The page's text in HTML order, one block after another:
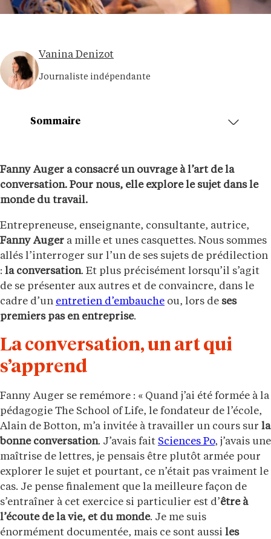
Vanina Denizot
Journaliste indépendante
Fanny Auger a consacré un ouvrage à l’art de la
conversation. Pour nous, elle explore le sujet dans le
monde du travail.
Entrepreneuse, enseignante, consultante, autrice,
Fanny Auger a mille et unes casquettes. Nous sommes
allés l’interroger sur l’un de ses sujets de prédilection
: la conversation. Et plus précisément lorsqu’il s’agit
de se présenter aux autres et de convaincre, dans le
cadre d’un entretien d’embauche ou, lors de ses
premiers pas en entreprise.
La conversation, un art qui
s’apprend
Fanny Auger se remémore : « Quand j’ai été formée à la
pédagogie The School of Life, le fondateur de l’école,
Alain de Botton, m’a invitée à travailler un cours sur la
bonne conversation. J’avais fait Sciences Po, j’avais une
maîtrise de lettres, je pensais être plutôt armée pour
explorer le sujet et pourtant, ce n’était pas vraiment le
cas. Je pense finalement que la meilleure façon de
s’entraîner à cet exercice si particulier est d’être à
l’écoute de la vie, et du monde. Je me suis
énormément documentée, mais ce sont aussi les
Sommaire